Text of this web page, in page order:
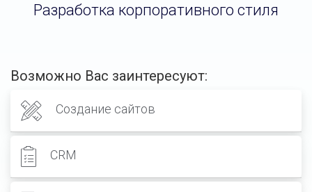
Разработка корпоративного стиля
Возможно Вас заинтересуют:
Создание сайтов
CRM